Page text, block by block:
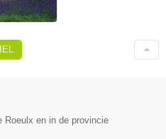
Roeulx en in de provincie